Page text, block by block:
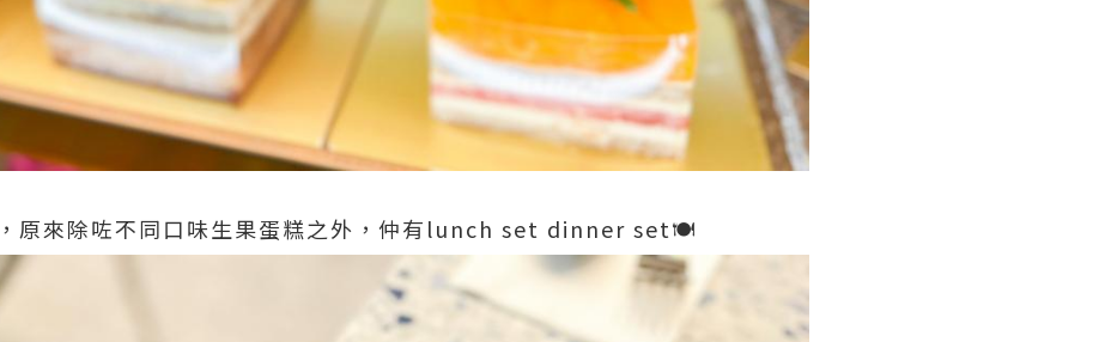
原來除咗不同口味生果蛋糕之外，仲有lunch set dinner set🍽️